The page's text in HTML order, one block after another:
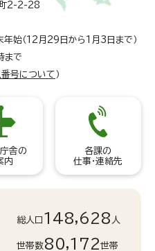
2-2-28
年始（12月29日から1月3日まで）
まで
号について ）
舎の
内
各課の
仕事・連絡先
総人口 148,628 人
世帯数80,172世帯